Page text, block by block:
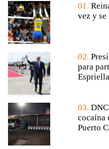
01.
vez y
02.
para
Espriella
03.
cocaína
Puerto